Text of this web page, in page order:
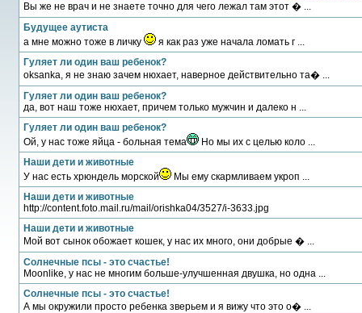
Вы же не врач и не знаете точно для чего лежал там этот � ...
Будущее аутиста
а мне можно тоже в личку
я как раз уже начала ломать г ...
Гуляет ли один ваш ребенок?
oksanka, я не знаю зачем нюхает, наверное действительно та� ...
Гуляет ли один ваш ребенок?
да, вот наш тоже нюхает, причем только мужчин и далеко н ...
Гуляет ли один ваш ребенок?
Ой, у нас тоже яйца - больная тема
Но мы их с целью коло ...
Наши дети и животные
У нас есть хрюндель морской
Мы ему скармливаем укроп ...
Наши дети и животные
http://content.foto.mail.ru/mail/orishka04/3527/i-3633.jpg
Наши дети и животные
Мой вот сынок обожает кошек, у нас их много, они добрые � ...
Солнечные псы - это счастье!
Moonlike, у нас не многим больше-улучшенная двушка, но одна ...
Солнечные псы - это счастье!
А мы окружили просто ребенка зверьем и я вижу что это о� ...